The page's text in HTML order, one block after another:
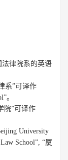
律院系的英语
系”可译作
。
院”可译作
University
School”, “厦